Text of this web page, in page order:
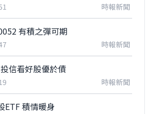
時報新聞
有積之彈可期
時報新聞
信看好股優於債
時報新聞
ETF 積情暖身